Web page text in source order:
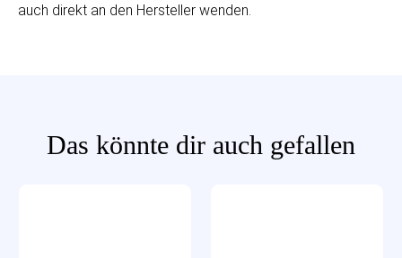
auch direkt an den Hersteller wenden.
Das könnte dir auch gefallen